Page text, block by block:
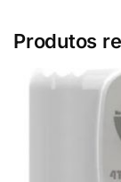
Produtos